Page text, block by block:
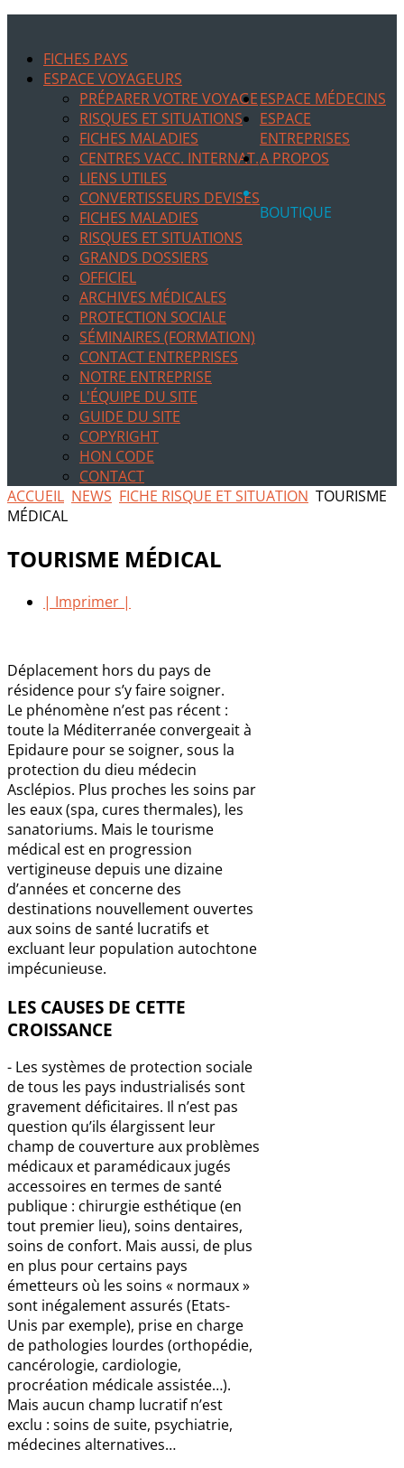
FICHES PAYS
ESPACE VOYAGEURS
PRÉPARER VOTRE VOYAGE
RISQUES ET SITUATIONS
FICHES MALADIES
CENTRES VACC. INTERNAT.
LIENS UTILES
CONVERTISSEURS DEVISES
ESPACE MÉDECINS
FICHES MALADIES
RISQUES ET SITUATIONS
GRANDS DOSSIERS
OFFICIEL
ARCHIVES MÉDICALES
ESPACE
ENTREPRISES
PROTECTION SOCIALE
SÉMINAIRES (FORMATION)
CONTACT ENTREPRISES
A PROPOS
NOTRE ENTREPRISE
L'ÉQUIPE DU SITE
GUIDE DU SITE
COPYRIGHT
HON CODE
CONTACT
BOUTIQUE
ACCUEIL NEWS FICHE RISQUE ET SITUATION TOURISME
MÉDICAL
TOURISME MÉDICAL
| Imprimer |
Déplacement hors du pays de
résidence pour s’y faire soigner.
Le phénomène n’est pas récent :
toute la Méditerranée convergeait à
Epidaure pour se soigner, sous la
protection du dieu médecin
Asclépios. Plus proches les soins par
les eaux (spa, cures thermales), les
sanatoriums. Mais le tourisme
médical est en progression
vertigineuse depuis une dizaine
d’années et concerne des
destinations nouvellement ouvertes
aux soins de santé lucratifs et
excluant leur population autochtone
impécunieuse.
LES CAUSES DE CETTE
CROISSANCE
- Les systèmes de protection sociale
de tous les pays industrialisés sont
gravement déficitaires. Il n’est pas
question qu’ils élargissent leur
champ de couverture aux problèmes
médicaux et paramédicaux jugés
accessoires en termes de santé
publique : chirurgie esthétique (en
tout premier lieu), soins dentaires,
soins de confort. Mais aussi, de plus
en plus pour certains pays
émetteurs où les soins « normaux »
sont inégalement assurés (Etats-
Unis par exemple), prise en charge
de pathologies lourdes (orthopédie,
cancérologie, cardiologie,
procréation médicale assistée…).
Mais aucun champ lucratif n’est
exclu : soins de suite, psychiatrie,
médecines alternatives…